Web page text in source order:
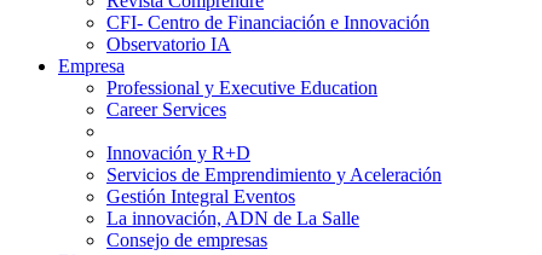
CFI- Centro de Financiación e Innovación
Observatorio IA
Empresa
Professional y Executive Education
Career Services
Innovación y R+D
Servicios de Emprendimiento y Aceleración
Gestión Integral Eventos
La innovación, ADN de La Salle
Consejo de empresas